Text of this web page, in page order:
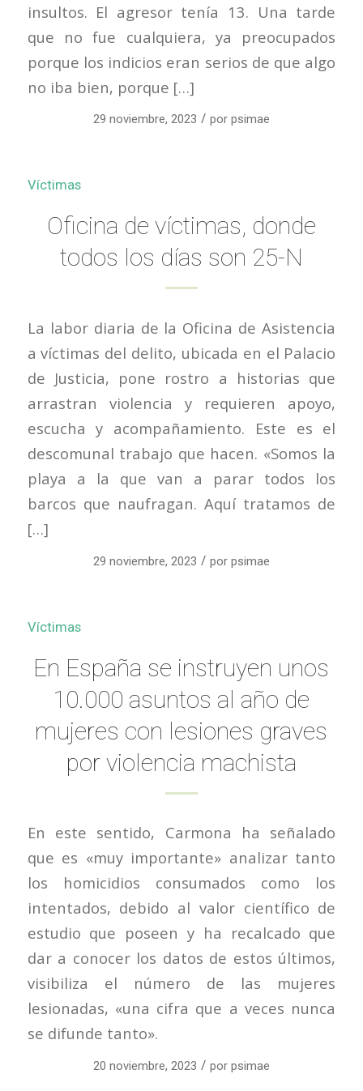
insultos. El agresor tenía 13. Una tarde
que no fue cualquiera, ya preocupados
porque los indicios eran serios de que algo
no iba bien, porque […]
29 noviembre, 2023 / por psimae
Víctimas
Oficina de víctimas, donde
todos los días son 25-N
La labor diaria de la Oficina de Asistencia
a víctimas del delito, ubicada en el Palacio
de Justicia, pone rostro a historias que
arrastran violencia y requieren apoyo,
escucha y acompañamiento. Este es el
descomunal trabajo que hacen. «Somos la
playa a la que van a parar todos los
barcos que naufragan. Aquí tratamos de
[…]
29 noviembre, 2023 / por psimae
Víctimas
En España se instruyen unos
10.000 asuntos al año de
mujeres con lesiones graves
por violencia machista
En este sentido, Carmona ha señalado
que es «muy importante» analizar tanto
los homicidios consumados como los
intentados, debido al valor científico de
estudio que poseen y ha recalcado que
dar a conocer los datos de estos últimos,
visibiliza el número de las mujeres
lesionadas, «una cifra que a veces nunca
se difunde tanto».
20 noviembre, 2023 / por psimae